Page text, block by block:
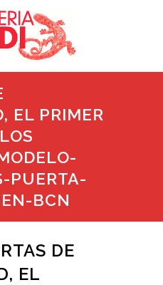
EL PRIMER
PUERTA-
BCN
DE
EL